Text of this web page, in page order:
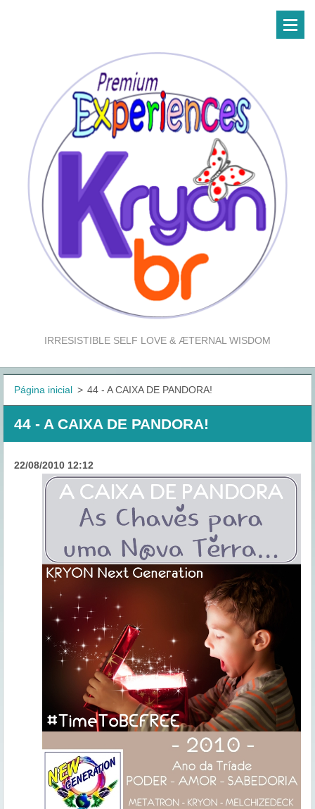
IRRESISTIBLE SELF LOVE & ÆTERNAL WISDOM
Página inicial > 44 - A CAIXA DE PANDORA!
44 - A CAIXA DE PANDORA!
22/08/2010 12:12